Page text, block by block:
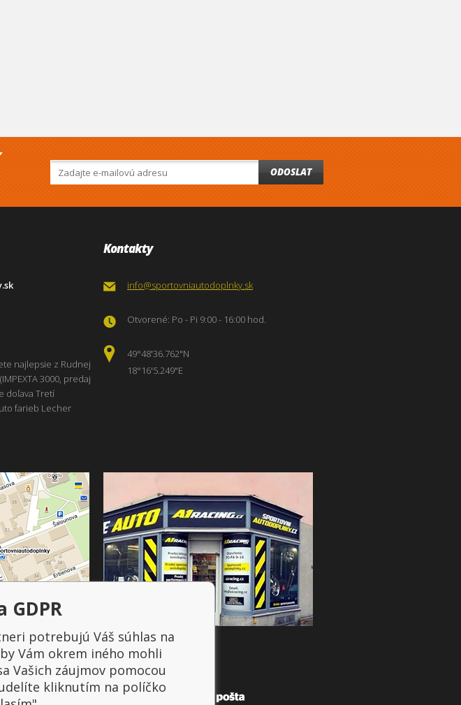
ODOSLAT
najlepsie z Rudnej
3000, predaj
doľava Tretí
farieb Lecher
Kontakty
info@sportovniautodoplnky.sk
Otvorené: Po - Pi 9:00 - 16:00 hod.
49°48'36.762"N
18°16'5.249"E
GDPR
potrebujú Váš súhlas na
Vám okrem iného mohli
Vašich záujmov pomocou
kliknutím na políčko